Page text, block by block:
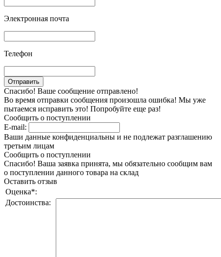
Электронная почта
Телефон
Спасибо! Ваше сообщение отправлено!
Во время отправки сообщения произошла ошибка! Мы уже
пытаемся исправить это! Попробуйте еще раз!
Сообщить о поступлении
E-mail:
Ваши данные конфиденциальны и не подлежат разглашению
третьим лицам
Сообщить о поступлении
Спасибо! Ваша заявка принята, мы обязательно сообщим вам
о поступлении данного товара на склад
Оставить отзыв
Оценка*:
Достоинства: